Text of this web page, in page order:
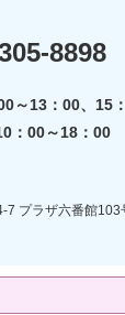
8898
～13：00、15
：00～18：00
プラザ六番館103